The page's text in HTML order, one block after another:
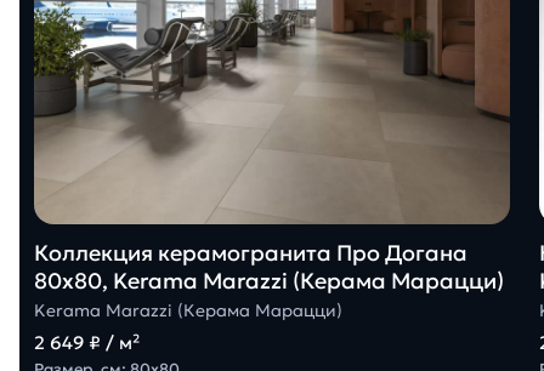
Коллекция керамогранита Про Догана
80х80, Kerama Marazzi (Керама Марацци)
Kerama Marazzi (Керама Марацци)
2 649 ₽ / м²